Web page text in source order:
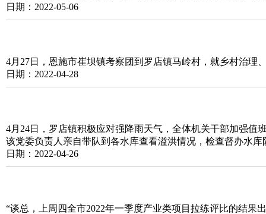
日期：2022-05-06
4月27日，恩施市崔坝镇考察团到罗店镇马岭村，就乡村治理
日期：2022-04-28
4月24日，罗店镇积极应对强降雨天气，全体机关干部加强
该党委负责人亲自带队到各水库查看溢洪情况，检查督办水
日期：2022-04-26
“谈总，上周四全市2022年一季度产业类项目拉练评比的结